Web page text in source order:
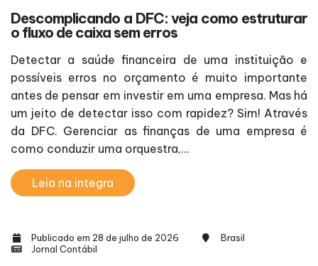
Descomplicando a DFC: veja como estruturar
o fluxo de caixa sem erros
Detectar a saúde financeira de uma instituição e
possíveis erros no orçamento é muito importante
antes de pensar em investir em uma empresa. Mas há
um jeito de detectar isso com rapidez? Sim! Através
da DFC. Gerenciar as finanças de uma empresa é
como conduzir uma orquestra,...
Leia na integra
Publicado em 28 de julho de 2026
Brasil
Jornal Contábil